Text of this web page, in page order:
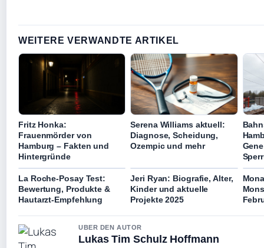
WEITERE VERWANDTE ARTIKEL
Fritz Honka:
Frauenmörder von
Hamburg – Fakten und
Hintergründe
Serena Williams aktuell:
Diagnose, Scheidung,
Ozempic und mehr
La Roche-Posay Test:
Bewertung, Produkte &
Hautarzt-Empfehlung
Jeri Ryan: Biografie, Alter,
Kinder und aktuelle
Projekte 2025
UBER DEN AUTOR
Lukas Tim Schulz Hoffmann